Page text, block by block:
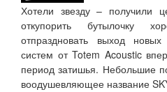
Хотели звезду – получили
откупорить бутылочку
отпраздновать выход новых
систем от Totem Acoustic
период затишья. Небольшие
воодушевляющее название